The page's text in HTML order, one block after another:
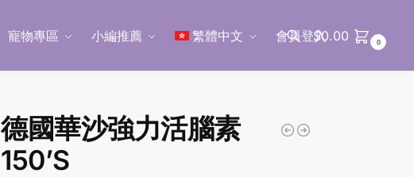
寵物專區 小編推薦 繁體中文 會員登入
$0.00 0
德國華沙強力活腦素
150’S